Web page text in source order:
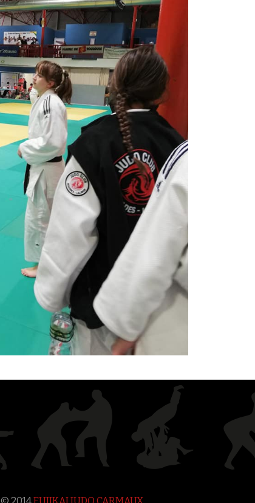
Historique 2015-2016